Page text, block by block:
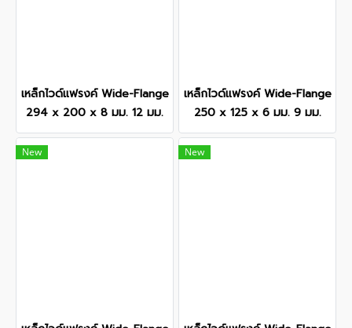
เหล็กไวด์แฟรงค์ Wide-Flange
294 x 200 x 8 มม. 12 มม.
เหล็กไวด์แฟรงค์ Wide-Flange
250 x 125 x 6 มม. 9 มม.
New New